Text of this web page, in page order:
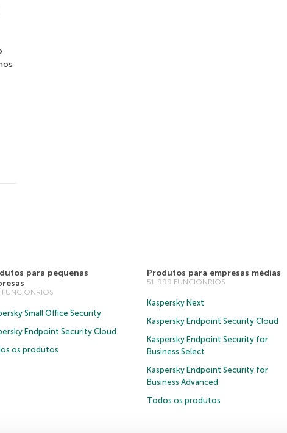
para pequenas
FUNCIONRIOS
Small Office Security
Endpoint Security Cloud
os produtos
Produtos para empresas médias
51-999 FUNCIONRIOS
Kaspersky Next
Kaspersky Endpoint Security Cloud
Kaspersky Endpoint Security for
Business Select
Kaspersky Endpoint Security for
Business Advanced
Todos os produtos